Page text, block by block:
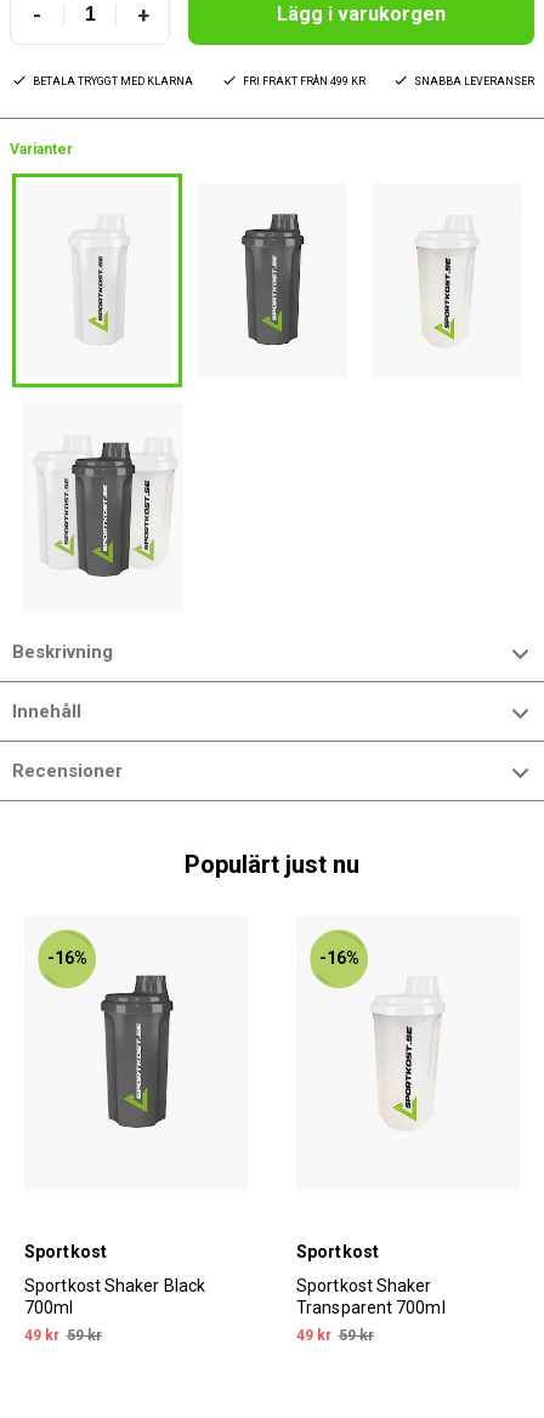
- + Lägg i varukorgen
BETALA TRYGGT MED KLARNA FRI FRAKT FRÅN 499 KR SNABBA LEVERANSER
Varianter
Beskrivning
Innehåll
Recensioner
Populärt just nu
-16%
Sportkost
Sportkost Shaker Black
700ml
49 kr 59 kr
-16%
Sportkost
Sportkost Shaker
Transparent 700ml
49 kr 59 kr